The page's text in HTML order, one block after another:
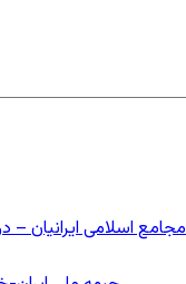
مجامع اسلامی